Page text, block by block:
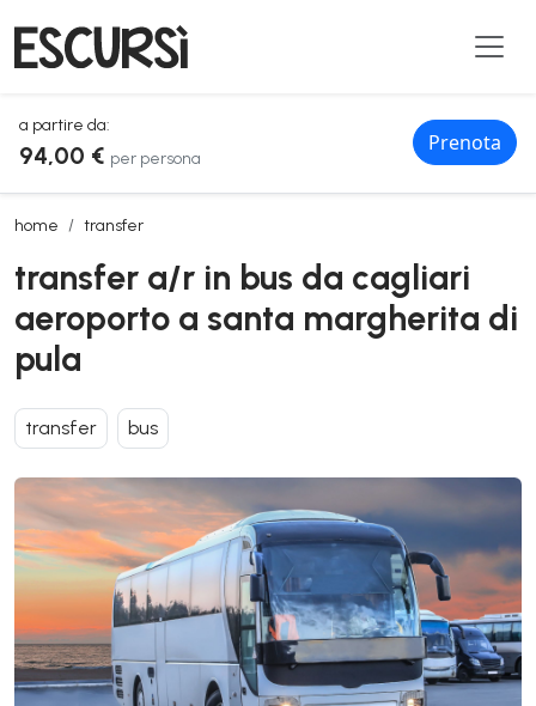
a partire da:
94,00 € per persona
Prenota
home transfer
transfer a/r in bus da cagliari aeroporto a santa margherita di pula
transfer a/r in bus da cagliari
aeroporto a santa margherita di
pula
transfer bus